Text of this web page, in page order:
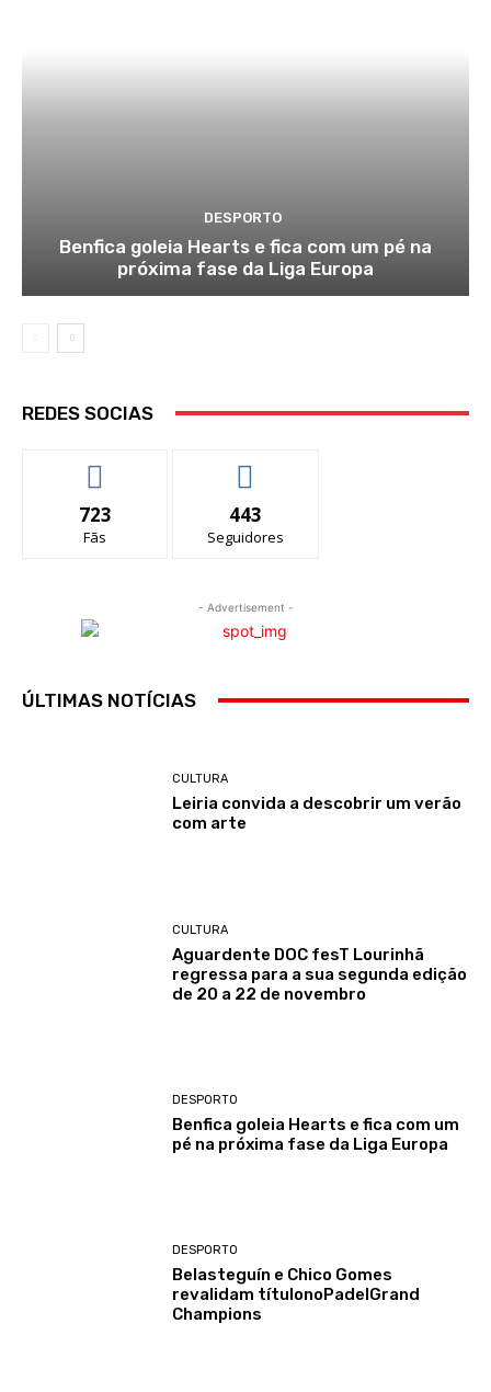
DESPORTO
Benfica goleia Hearts e fica com um pé na
próxima fase da Liga Europa
REDES SOCIAS
723
Fãs
443
Seguidores
- Advertisement -
ÚLTIMAS NOTÍCIAS
CULTURA
Leiria convida a descobrir um verão
com arte
CULTURA
Aguardente DOC fesT Lourinhã
regressa para a sua segunda edição
de 20 a 22 de novembro
DESPORTO
Benfica goleia Hearts e fica com um
pé na próxima fase da Liga Europa
DESPORTO
Belasteguín e Chico Gomes
revalidam títulonoPadelGrand
Champions